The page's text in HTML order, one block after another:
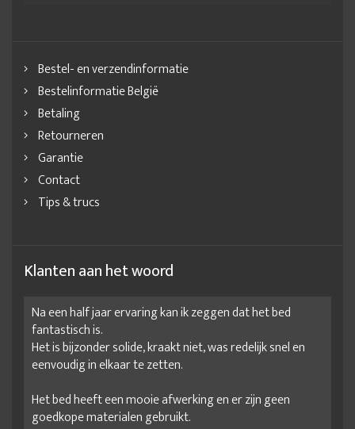
Bestel- en verzendinformatie
Bestelinformatie België
Betaling
Retourneren
Garantie
Contact
Tips & trucs
Klanten aan het woord
Na een half jaar ervaring kan ik zeggen dat het bed
fantastisch is.
Het is bijzonder solide, kraakt niet, was redelijk snel en
eenvoudig in elkaar te zetten.
Het bed heeft een mooie afwerking en er zijn geen
goedkope materialen gebruikt.